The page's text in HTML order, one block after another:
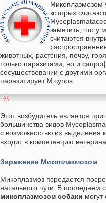
Микоплазмозом
которых
заметить, что у
считаются
животных, растения, почву,
только паразитами, но и
сосуществовании с другими
паразитирует M.cynos.
Этот возбудитель является
большинства видов
с возможностью их выделения
входит в компетенцию
Заражение Микоплазмозом
Микоплазмоз передается
натального пути. В последнем
микоплазмозом собаки могут